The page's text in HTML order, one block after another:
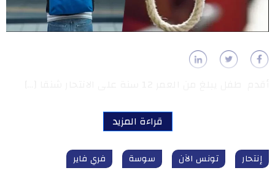
قراءة المزيد
إنتحار تونس الآن سوسة فري فاير